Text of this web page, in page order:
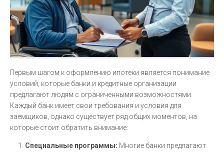
Первым шагом к оформлению ипотеки является понимание
условий, которые банки и кредитные организации
предлагают людям с ограниченными возможностями.
Каждый банк имеет свои требования и условия для
заемщиков, однако существует ряд общих моментов, на
которые стоит обратить внимание:
Специальные программы: Многие банки предлагают